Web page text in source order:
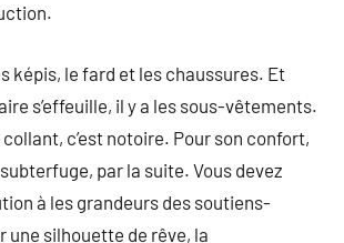
képis, le fard et les chaussures. Et
s’effeuille, il y a les sous-vêtements.
c’est notoire. Pour son confort,
subterfuge, par la suite. Vous devez
à les grandeurs des soutiens-
une silhouette de rêve, la